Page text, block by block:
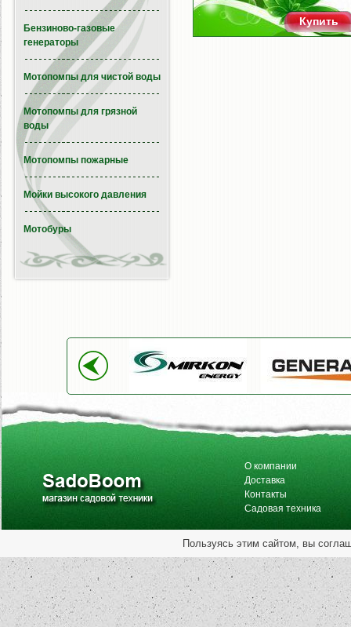
Купить
Бензиново-газовые
генераторы
Мотопомпы для чистой воды
Мотопомпы для грязной
воды
Мотопомпы пожарные
Мойки высокого давления
Мотобуры
О компании
Доставка
Контакты
Садовая техника
Пользуясь этим сайтом, вы